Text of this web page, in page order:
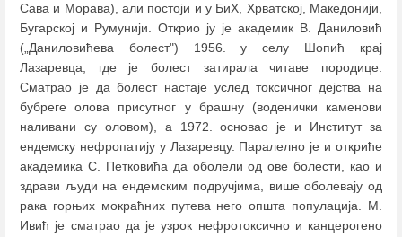
Сава и Морава), али постоји и у БиХ, Хрватској, Македонији,
Бугарској и Румунији. Открио ју је академик В. Даниловић
(„Даниловићева болест") 1956. у селу Шопић крај
Лазаревца, где је болест затирала читаве породице.
Сматрао је да болест настаје услед токсичног дејства на
бубреге олова присутног у брашну (воденички каменови
наливани су оловом), а 1972. основао је и Институт за
ендемску нефропатију у Лазаревцу. Паралелно је и откриће
академика С. Петковића да оболели од ове болести, као и
здрави људи на ендемским подручјима, више оболевају од
рака горњих мокраћних путева него општа популација. М.
Ивић је сматрао да је узрок нефротоксично и канцерогено